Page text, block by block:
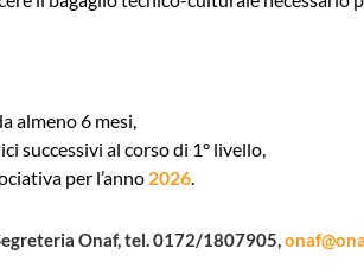
almeno 6 mesi,
successivi al corso di 1° livello,
per l’anno 2026.
Onaf, tel. 0172/1807905,